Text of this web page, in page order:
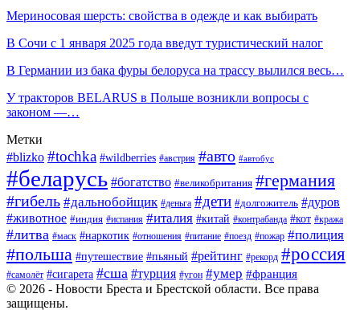
Мериносовая шерсть: свойства в одежде и как выбирать
В Сочи с 1 января 2025 года введут туристический налог
В Германии из бака фуры белоруса на трассу вылился весь…
У тракторов BELARUS в Польше возникли вопросы с
законом —…
Метки
#blizko #tochka #wildberries #австрия #авто #автобус
#беларусь #богатство #великобритания #германия
#гибель #дальнобойщик #деньга #дети #долгожитель #дуров
#животное #индия #испания #италия #китай #контрабанда #кот #кража
#литва #маск #наркотик #отношения #питание #поезд #пожар #полиция
#польша #путешествие #пьяный #рейтинг #рекорд #россия
#самолёт #сигарета #сша #турция #угон #умер #франция
© 2026 - Новости Бреста и Брестской области. Все права
защищены.